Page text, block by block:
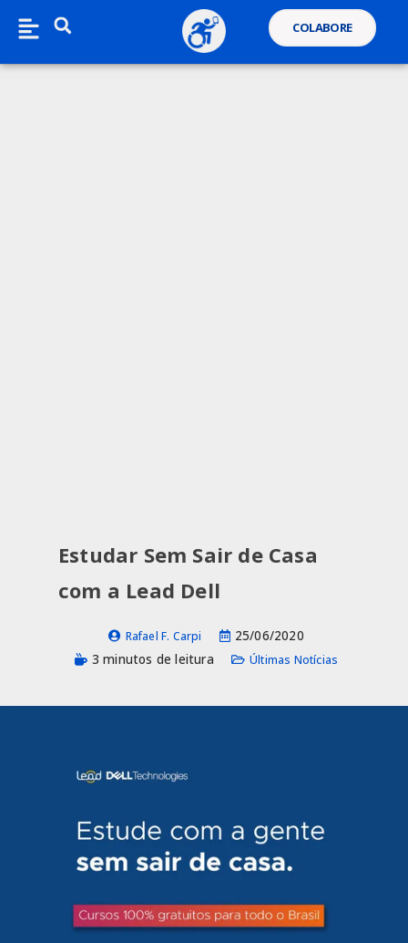
COLABORE
Estudar Sem Sair de Casa
com a Lead Dell
Rafael F. Carpi
25/06/2020
3 minutos de leitura
Últimas Notícias